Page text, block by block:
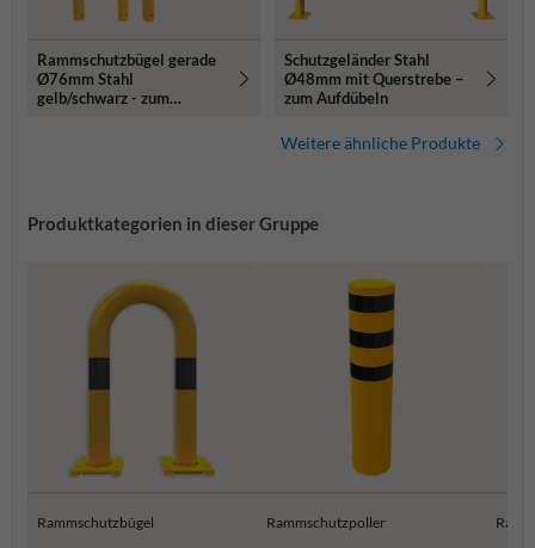
Rammschutzbügel gerade
Ø76mm Stahl
gelb/schwarz - zum
Schutzgeländer Stahl
Ø48mm mit Querstrebe –
zum Aufdübeln
Weitere ähnliche Produkte
Produktkategorien in dieser Gruppe
Rammschutzbügel Rammschutzpoller